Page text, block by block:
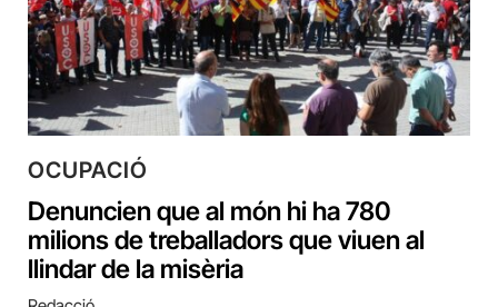
OCUPACIÓ
Denuncien que al món hi ha 780
milions de treballadors que viuen al
llindar de la misèria